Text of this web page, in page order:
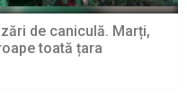
de caniculă. Marți,
toată țara